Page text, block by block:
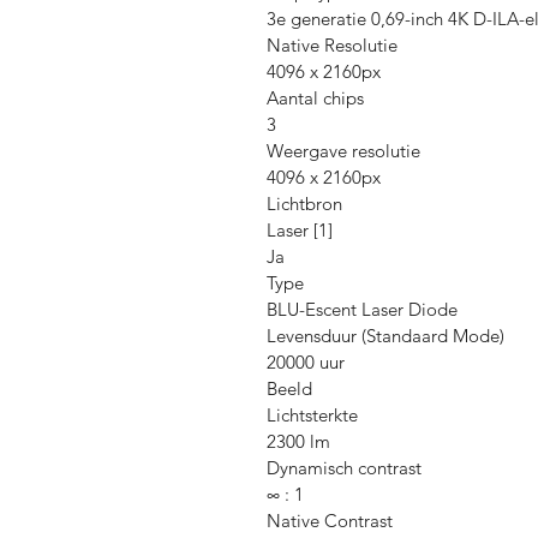
3e generatie 0,69-inch 4K D-ILA-
Native Resolutie
4096 x 2160px
Aantal chips
3
Weergave resolutie
4096 x 2160px
Lichtbron
Laser [1]
Ja
Type
BLU-Escent Laser Diode
Levensduur (Standaard Mode)
20000 uur
Beeld
Lichtsterkte
2300 lm
Dynamisch contrast
∞ : 1
Native Contrast